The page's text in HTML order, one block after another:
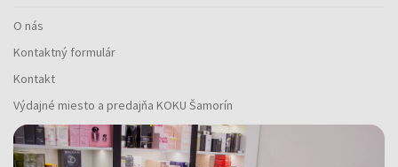
O nás
Kontaktný formulár
Kontakt
Výdajné miesto a predajňa KOKU Šamorín